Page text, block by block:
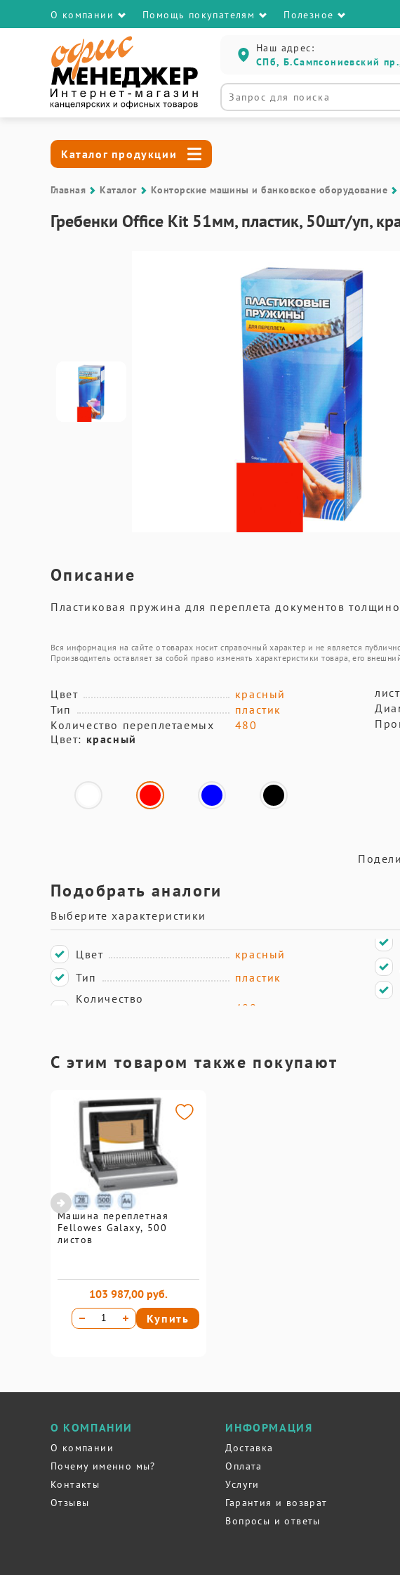
О компании Помощь покупателям Полезное
Наш адрес:
СПб, Б.Сампсониевский
Каталог продукции
Главная Каталог Контоpские машины и банковское оборудование
Гребенки Office Kit 51мм, пластик, 50шт/уп,
Описание
Пластиковая пружина для переплета документов
Вся информация на сайте о товарах носит справочный характер и не является
Производитель оставляет за собой право изменять характеристики товара, его
Цвет
красный
Тип
пластик
Количество переплетаемых
480
Цвет: красный
Подобрать аналоги
Выберите характеристики
Цвет
красный
Тип
пластик
Количество
С этим товаром также покупают
Машина переплетная
Fellowes Galaxy, 500
листов
103 987,00 руб.
Купить
О КОМПАНИИ
О компании
Почему именно мы?
Контакты
Отзывы
ИНФОРМАЦИЯ
Доставка
Оплата
Услуги
Гарантия и возврат
Вопросы и ответы